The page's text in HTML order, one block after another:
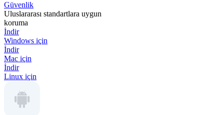
Güvenlik
Uluslararası standartlara uygun
koruma
İndir
Windows için
İndir
Mac için
İndir
Linux için